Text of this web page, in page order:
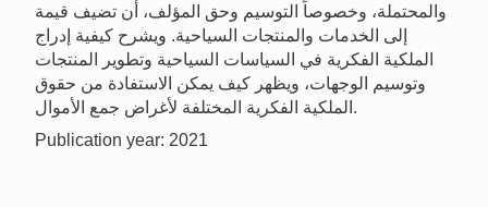
والمحتملة، وخصوصاً التوسيم وحق المؤلف، أن تضيف قيمة
إلى الخدمات والمنتجات السياحية. ويشرح كيفية إدراج
الملكية الفكرية في السياسات السياحية وتطوير المنتجات
وتوسيم الوجهات، ويظهر كيف يمكن الاستفادة من حقوق
الملكية الفكرية المختلفة لأغراض جمع الأموال.
Publication year: 2021